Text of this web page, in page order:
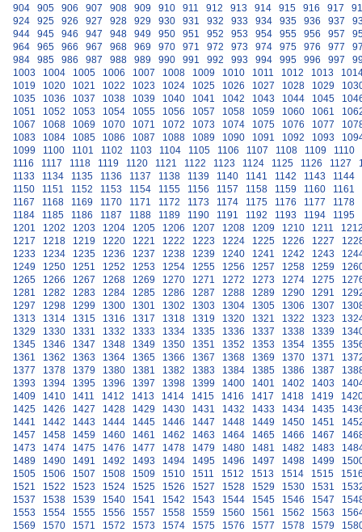
904
905 906 907 908 909 910 911 912 913 914 915 916 917
924
925 926 927 928 929 930 931 932 933 934 935 936 937
944
945 946 947 948 949 950 951 952 953 954 955 956 957
964
965 966 967 968 969 970 971 972 973 974 975 976 977
984
985 986 987 988 989 990 991 992 993 994 995 996 997
1003
1004 1005 1006 1007 1008 1009 1010 1011 1012 1013
1019
1020 1021 1022 1023 1024 1025 1026 1027 1028 1029
1035
1036 1037 1038 1039 1040 1041 1042 1043 1044 1045
1051
1052 1053 1054 1055 1056 1057 1058 1059 1060 1061
1067
1068 1069 1070 1071 1072 1073 1074 1075 1076 1077
1083
1084 1085 1086 1087 1088 1089 1090 1091 1092 1093
1099
1100 1101 1102 1103 1104 1105 1106 1107 1108 1109
1110
1116
1117 1118 1119 1120 1121 1122 1123 1124 1125 1126 1127
1133
1134 1135 1136 1137 1138 1139 1140 1141 1142 1143
1144
1150
1151 1152 1153 1154 1155 1156 1157 1158 1159 1160
1161
1167
1168 1169 1170 1171 1172 1173 1174 1175 1176 1177
1178
1184
1185 1186 1187 1188 1189 1190 1191 1192 1193 1194
1195
1201
1202 1203 1204 1205 1206 1207 1208 1209 1210 1211
1217
1218 1219 1220 1221 1222 1223 1224 1225 1226 1227
1233
1234 1235 1236 1237 1238 1239 1240 1241 1242 1243
1249
1250 1251 1252 1253 1254 1255 1256 1257 1258 1259
1265
1266 1267 1268 1269 1270 1271 1272 1273 1274 1275
1281
1282 1283 1284 1285 1286 1287 1288 1289 1290 1291
1297
1298 1299 1300 1301 1302 1303 1304 1305 1306 1307
1313
1314 1315 1316 1317 1318 1319 1320 1321 1322 1323
1329
1330 1331 1332 1333 1334 1335 1336 1337 1338 1339
1345
1346 1347 1348 1349 1350 1351 1352 1353 1354 1355
1361
1362 1363 1364 1365 1366 1367 1368 1369 1370 1371
1377
1378 1379 1380 1381 1382 1383 1384 1385 1386 1387
1393
1394 1395 1396 1397 1398 1399 1400 1401 1402 1403
1409
1410 1411 1412 1413 1414 1415 1416 1417 1418 1419
1425
1426 1427 1428 1429 1430 1431 1432 1433 1434 1435
1441
1442 1443 1444 1445 1446 1447 1448 1449 1450 1451
1457
1458 1459 1460 1461 1462 1463 1464 1465 1466 1467
1473
1474 1475 1476 1477 1478 1479 1480 1481 1482 1483
1489
1490 1491 1492 1493 1494 1495 1496 1497 1498 1499
1505
1506 1507 1508 1509 1510 1511 1512 1513 1514 1515
1521
1522 1523 1524 1525 1526 1527 1528 1529 1530 1531
1537
1538 1539 1540 1541 1542 1543 1544 1545 1546 1547
1553
1554 1555 1556 1557 1558 1559 1560 1561 1562 1563
1569
1570 1571 1572 1573 1574 1575 1576 1577 1578 1579